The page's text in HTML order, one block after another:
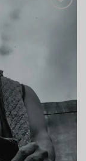
Aggiungi